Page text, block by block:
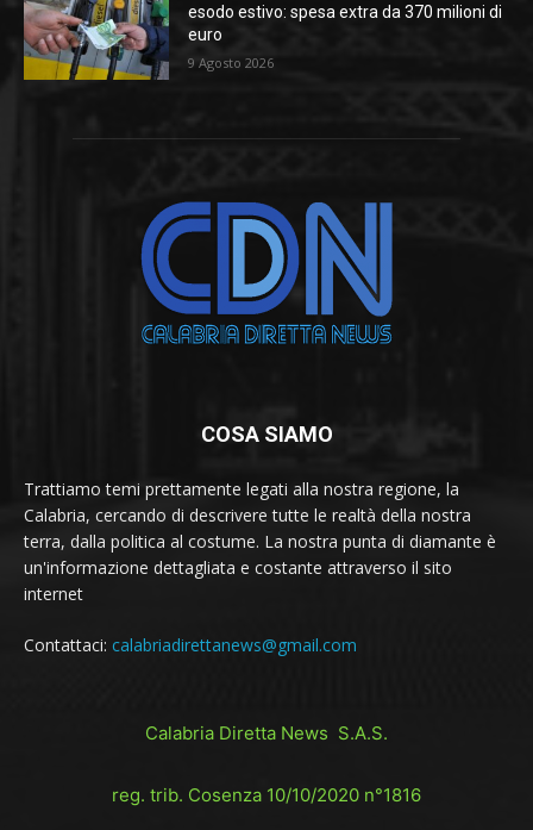
esodo estivo: spesa extra da 370 milioni di
euro
9 Agosto 2026
COSA SIAMO
Trattiamo temi prettamente legati alla nostra regione, la
Calabria, cercando di descrivere tutte le realtà della nostra
terra, dalla politica al costume. La nostra punta di diamante è
un'informazione dettagliata e costante attraverso il sito
internet
Contattaci: calabriadirettanews@gmail.com
Calabria Diretta News S.A.S.
reg. trib. Cosenza 10/10/2020 n°1816